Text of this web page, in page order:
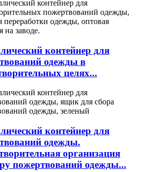
контейнер для
одежды в
целях...
контейнер для
одежды.
организация
пожертвований одежды...